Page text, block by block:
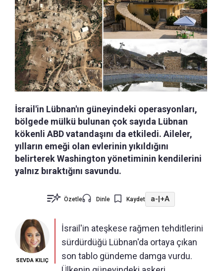
İsrail'in Lübnan'ın güneyindeki operasyonları,
bölgede mülkü bulunan çok sayıda Lübnan
kökenli ABD vatandaşını da etkiledi. Aileler,
yılların emeği olan evlerinin yıkıldığını
belirterek Washington yönetiminin kendilerini
yalnız bıraktığını savundu.
Özetle Dinle Kaydet a-|+A
SEVDA KILIÇ
İsrail'in ateşkese rağmen tehditlerini
sürdürdüğü Lübnan'da ortaya çıkan
son tablo gündeme damga vurdu.